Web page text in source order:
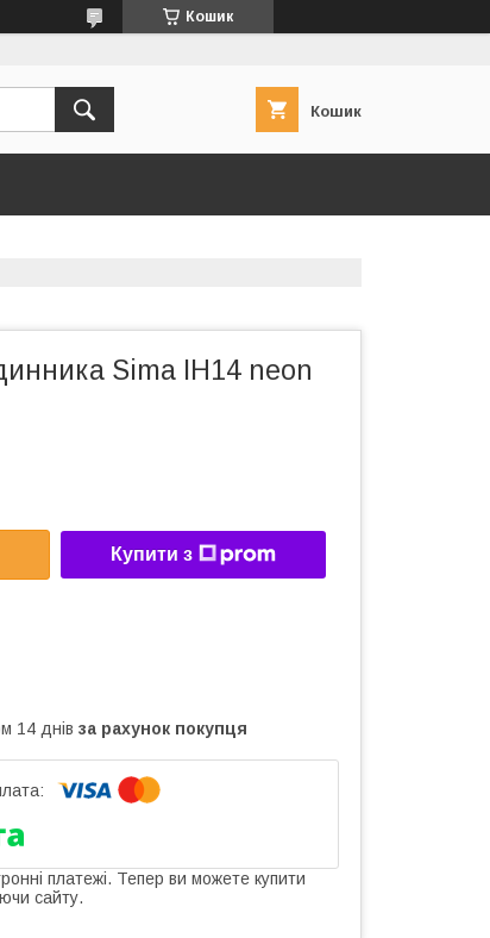
Кошик
Кошик
Sima ІН14 neon
Купити з
14 днів за рахунок покупця
платежі. Тепер ви можете купити
сайту.